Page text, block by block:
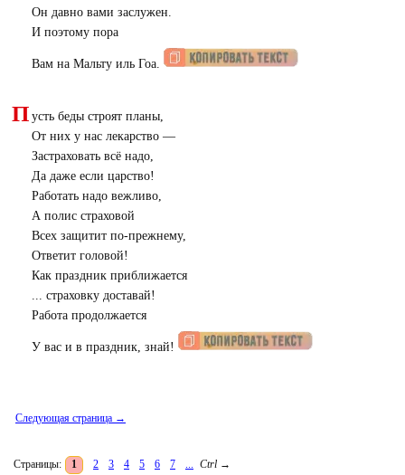
Он давно вами заслужен.
И поэтому пора
Вам на Мальту иль Гоа.
П усть беды строят планы,
От них у нас лекарство —
Застраховать всё надо,
Да даже если царство!
Работать надо вежливо,
А полис страховой
Всех защитит по-прежнему,
Ответит головой!
Как праздник приближается
... страховку доставай!
Работа продолжается
У вас и в праздник, знай!
Следующая страница →
Страницы: 1 2 3 4 5 6 7 ... Ctrl →